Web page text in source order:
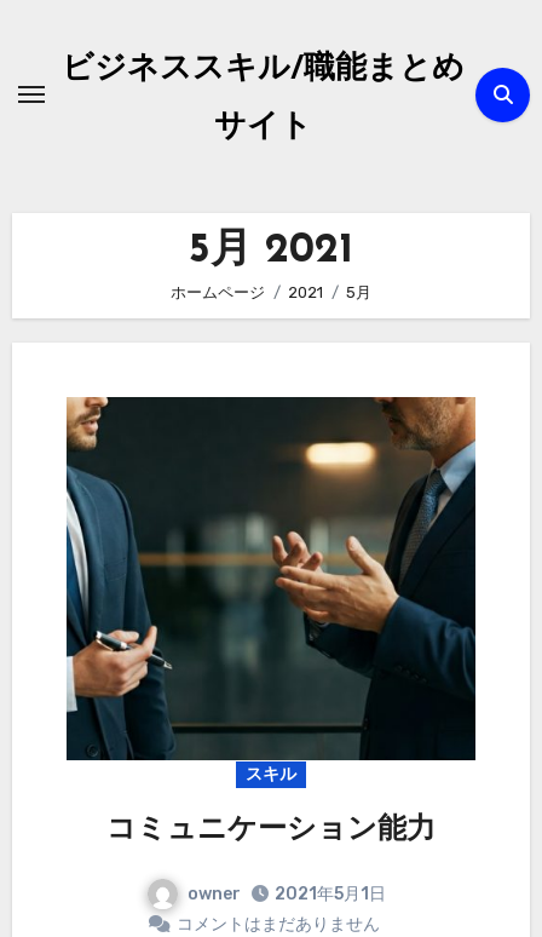
ビジネススキル/職能まとめ
サイト
5月 2021
ホームページ 2021 5月
スキル
コミュニケーション能力
owner
2021年5月1日
コメントはまだありません